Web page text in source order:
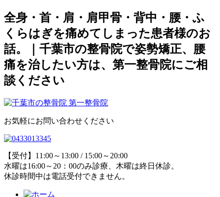
全身・首・肩・肩甲骨・背中・腰・ふ
くらはぎを痛めてしまった患者様のお
話。｜千葉市の整骨院で姿勢矯正、腰
痛を治したい方は、第一整骨院にご相
談ください
お気軽にお問い合わせください
【受付】11:00～13:00 / 15:00～20:00
水曜は16:00～20：00のみ診療、木曜は終日休診。
休診時間中は電話受付できません。